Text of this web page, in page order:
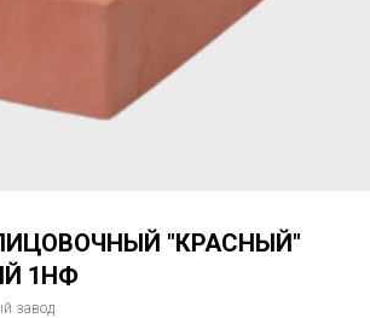
"КРАСНЫЙ"
1НФ
завод